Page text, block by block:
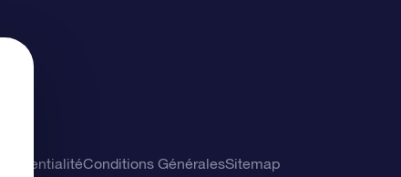
Conditions GénéralesSitemap